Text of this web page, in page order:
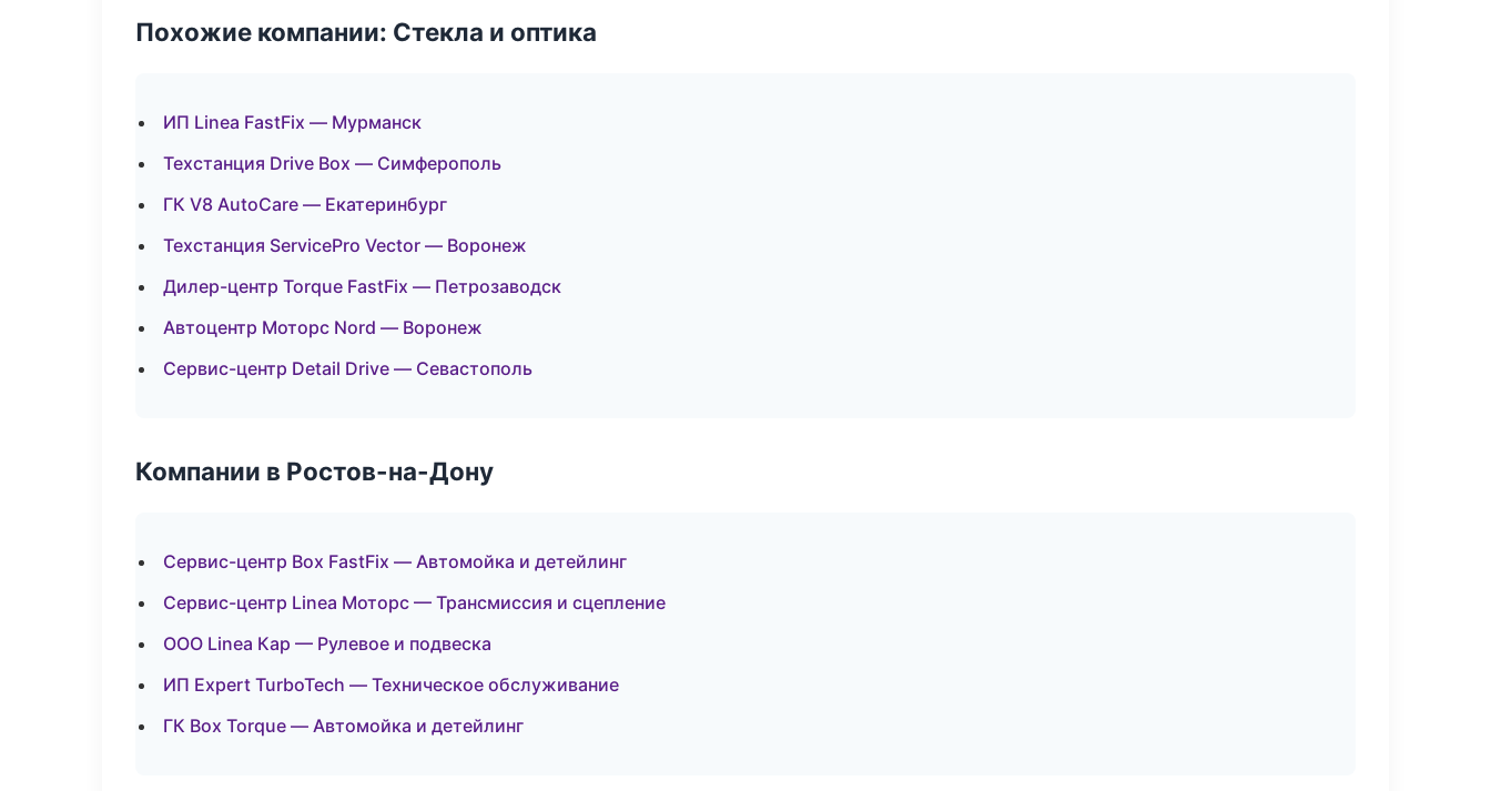
Похожие компании: Стекла и оптика
ИП Linea FastFix — Мурманск
Техстанция Drive Box — Симферополь
ГК V8 AutoCare — Екатеринбург
Техстанция ServicePro Vector — Воронеж
Дилер-центр Torque FastFix — Петрозаводск
Автоцентр Моторс Nord — Воронеж
Сервис-центр Detail Drive — Севастополь
Компании в Ростов-на-Дону
Сервис-центр Box FastFix — Автомойка и детейлинг
Сервис-центр Linea Моторс — Трансмиссия и сцепление
ООО Linea Кар — Рулевое и подвеска
ИП Expert TurboTech — Техническое обслуживание
ГК Box Torque — Автомойка и детейлинг